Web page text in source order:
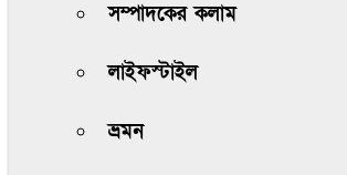
সম্পাদকের কলাম
লাইফস্টাইল
ভ্রমন